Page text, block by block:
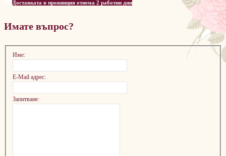
Доставката в провинция отнема 2 работни дни
Имате въпрос?
Име:
E-Mail адрес:
Запитване: